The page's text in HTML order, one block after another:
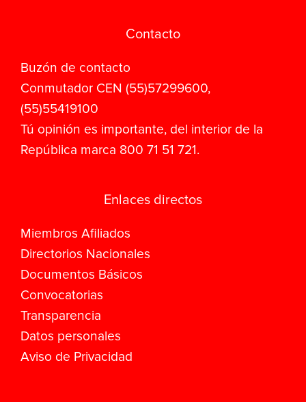
Contacto
Buzón de contacto
Conmutador CEN (55)57299600,
(55)55419100
Tú opinión es importante, del interior de la
República marca 800 71 51 721.
Enlaces directos
Miembros Afiliados
Directorios Nacionales
Documentos Básicos
Convocatorias
Transparencia
Datos personales
Aviso de Privacidad